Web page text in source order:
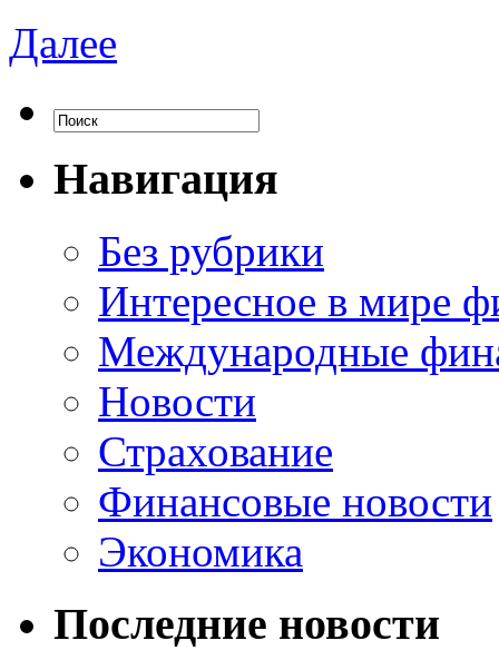
Далее
Навигация
Без рубрики
Интересное в мире
Международные
Новости
Страхование
Финансовые новости
Экономика
Последние новости